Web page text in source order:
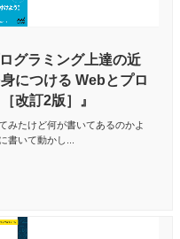
グラミング上達の近
につける Webとプロ
改訂2版］』
みたけど何が書いてあるのかよ
書いて動かし...